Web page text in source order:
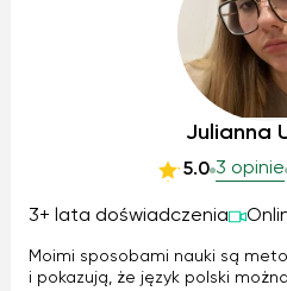
Julianna
5.0 3 opinie
3+ lata doświadczenia
Moimi sposobami nauki są
i pokazują, że język polski